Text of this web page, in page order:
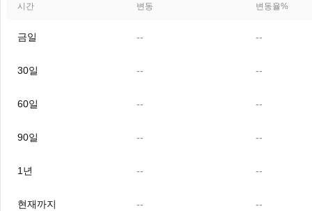
시간 변동 변동율%
금일 -- --
30일 -- --
60일 -- --
90일 -- --
1년 -- --
현재까지 -- --